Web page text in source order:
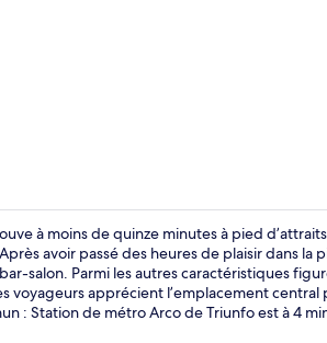
à moins de quinze minutes à pied d’attraits
avoir passé des heures de plaisir dans la
salon. Parmi les autres caractéristiques
voyageurs apprécient l’emplacement central
: Station de métro Arco de Triunfo est à 4